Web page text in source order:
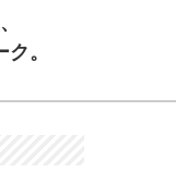
。